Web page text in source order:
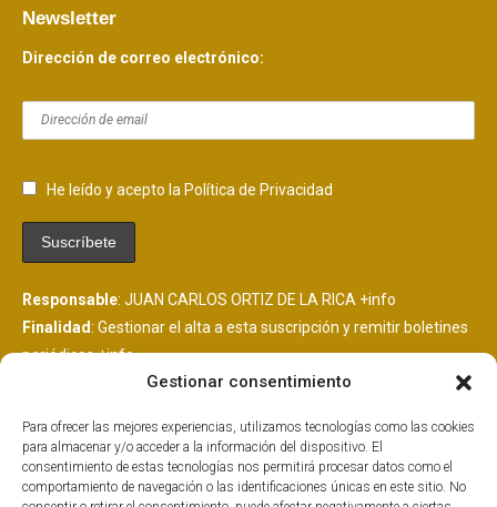
Gestionar consentimiento
Para ofrecer las mejores experiencias, utilizamos tecnologías como las cookies
para almacenar y/o acceder a la información del dispositivo. El
consentimiento de estas tecnologías nos permitirá procesar datos como el
comportamiento de navegación o las identificaciones únicas en este sitio. No
Newsletter
Dirección de correo electrónico:
He leído y acepto la Política de Privacidad
Responsable: JUAN CARLOS ORTIZ DE LA RICA +info
Finalidad: Gestionar el alta a esta suscripción y remitir boletines
periódicos+info
: Consentimiento del interesado+info
de envío de boletines alojada en EEUU y suscrita al EU
PrivacyShield.+info
Derechos: Tiene derechos que puedes ejercer como explicamos